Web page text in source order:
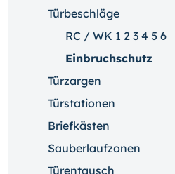
Türbeschläge
RC / WK 1 2 3 4 5 6
Einbruchschutz
Türzargen
Türstationen
Briefkästen
Sauberlaufzonen
Türentausch